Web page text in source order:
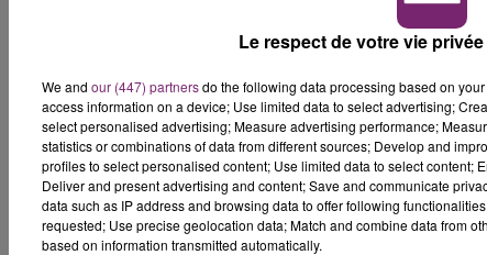
Le respect de votre vie
We and our (447) partnersdo the following data processing based on
access information on a device; Use limited data to select advertising;
select personalised advertising; Measure advertising performance;
statistics or combinations of data from different sources; Develop and
profiles to select personalised content; Use limited data to select content;
Deliver and present advertising and content; Save and communicate
data such as IP address and browsing data to offer following
requested; Use precise geolocation data; Match and combine data from
based on information transmitted automatically.